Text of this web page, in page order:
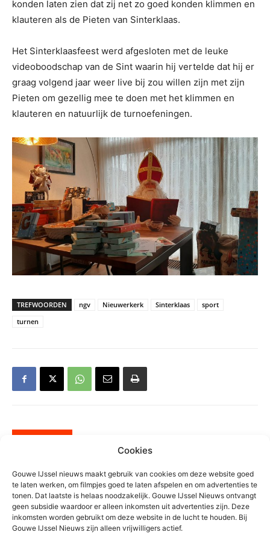
Cookies
Gouwe IJssel nieuws maakt gebruik van cookies om deze website goed
te laten werken, om filmpjes goed te laten afspelen en om advertenties te
tonen. Dat laatste is helaas noodzakelijk. Gouwe IJssel Nieuws ontvangt
geen subsidie waardoor er alleen inkomsten uit advertenties zijn. Deze
inkomsten worden gebruikt om deze website in de lucht te houden. Bij
Gouwe IJssel Nieuws zijn alleen vrijwilligers actief.
konden laten zien dat zij net zo goed konden klimmen en
klauteren als de Pieten van Sinterklaas.
Het Sinterklaasfeest werd afgesloten met de leuke
videoboodschap van de Sint waarin hij vertelde dat hij er
graag volgend jaar weer live bij zou willen zijn met zijn
Pieten om gezellig mee te doen met het klimmen en
klauteren en natuurlijk de turnoefeningen.
TREFWOORDEN ngv Nieuwerkerk Sinterklaas
sport
turnen
Algemeen
Motorrijder gewond na eenzijdig
ongeval Kortenoord in
Nieuwerkerk
Fietspad langs Europalaan zes